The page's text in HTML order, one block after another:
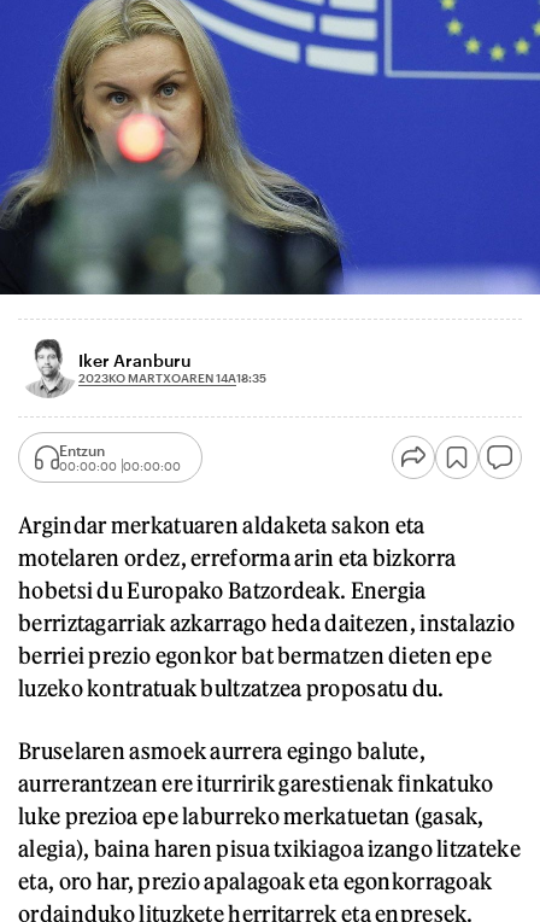
Iker Aranburu
2023KO MARTXOAREN 14A18:35
Entzun
00:00:00 00:00:00
Argindar merkatuaren aldaketa sakon eta
motelaren ordez, erreforma arin eta bizkorra
hobetsi du Europako Batzordeak. Energia
berriztagarriak azkarrago heda daitezen, instalazio
berriei prezio egonkor bat bermatzen dieten epe
luzeko kontratuak bultzatzea proposatu du.
Bruselaren asmoek aurrera egingo balute,
aurrerantzean ere iturririk garestienak finkatuko
luke prezioa epe laburreko merkatuetan (gasak,
alegia), baina haren pisua txikiagoa izango litzateke
eta, oro har, prezio apalagoak eta egonkorragoak
ordainduko lituzkete herritarrek eta enpresek.